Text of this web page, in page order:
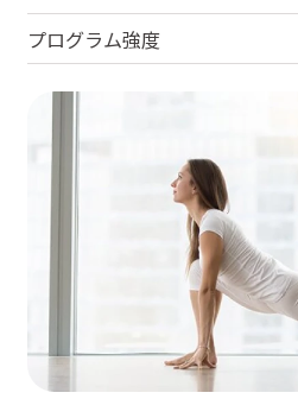
プログラム強度